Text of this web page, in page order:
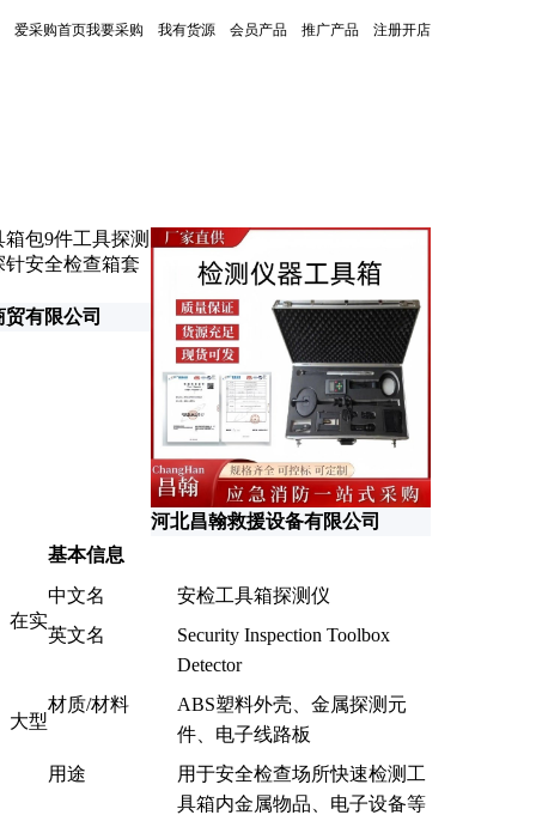
爱采购首页我要采购 我有货源 会员产品 推广产品 注册开店
更新时间：2026-06-17
有限公司
河北昌翰救援设备有限公司
在实
大型
基本信息
中文名
安检工具箱探测仪
英文名
Security Inspection Toolbox
Detector
材质/材料
ABS塑料外壳、金属探测元
件、电子线路板
用途
用于安全检查场所快速检测工
具箱内金属物品、电子设备等